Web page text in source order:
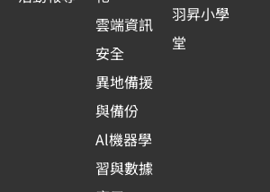
雲端資訊
安全
異地備援
與備份
Al機器學
習與數據
羽昇小學
堂